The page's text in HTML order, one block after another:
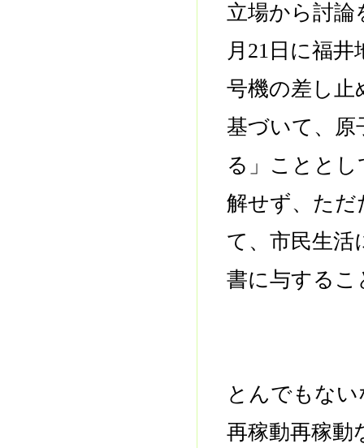
立場から討論
月21日に福
号機の差し止
基づいて、原
る」ことと
解せず、ただ
て、市民生活
書に与する
とんでもな
再稼動再稼動